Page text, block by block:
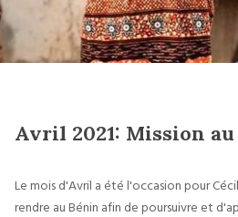
Avril 2021: Mission
Le mois d'Avril a été l'occasion pour
rendre au Bénin afin de poursuivre et